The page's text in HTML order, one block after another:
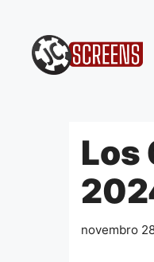
conteúdo
Los
novembro